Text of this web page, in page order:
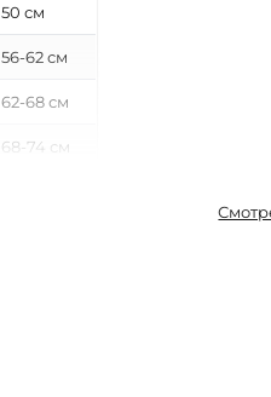
50 см
56-62 см
62-68 см
68-74 см